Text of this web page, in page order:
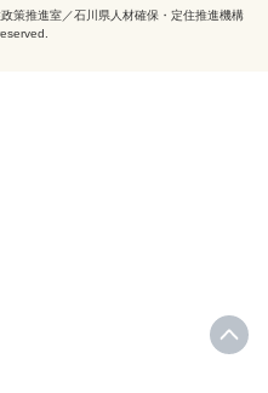
策推進室／石川県人材確保・定住推進機構